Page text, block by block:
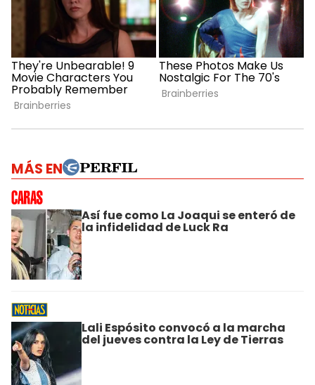
MÁS EN
Así fue como La Joaqui se enteró de
la infidelidad de Luck Ra
Lali Espósito convocó a la marcha
del jueves contra la Ley de Tierras